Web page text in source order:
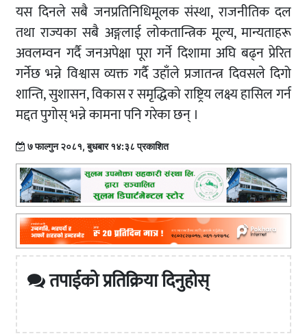
यस दिनले सबै जनप्रतिनिधिमूलक संस्था, राजनीतिक दल
तथा राज्यका सबै अङ्गलाई लोकतान्त्रिक मूल्य, मान्यताहरू
अवलम्वन गर्दै जनअपेक्षा पूरा गर्ने दिशामा अघि बढ्न प्रेरित
गर्नेछ भन्ने विश्वास व्यक्त गर्दै उहाँले प्रजातन्त्र दिवसले दिगो
शान्ति, सुशासन, विकास र समृद्धिको राष्ट्रिय लक्ष्य हासिल गर्न
मद्दत पुगोस् भन्ने कामना पनि गरेका छन् ।
७ फाल्गुन २०८१, बुधबार १४:३८ प्रकाशित
तपाईको प्रतिक्रिया दिनुहोस्